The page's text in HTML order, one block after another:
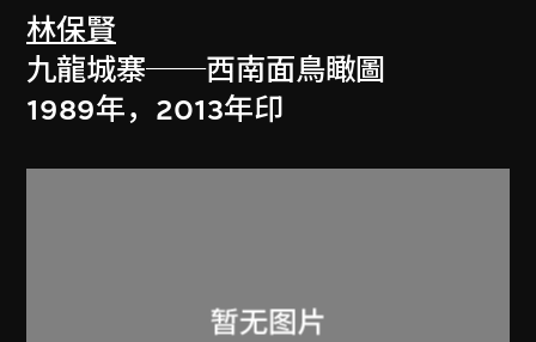
林保賢
九龍城寨──西南面鳥瞰圖
1989年，2013年印